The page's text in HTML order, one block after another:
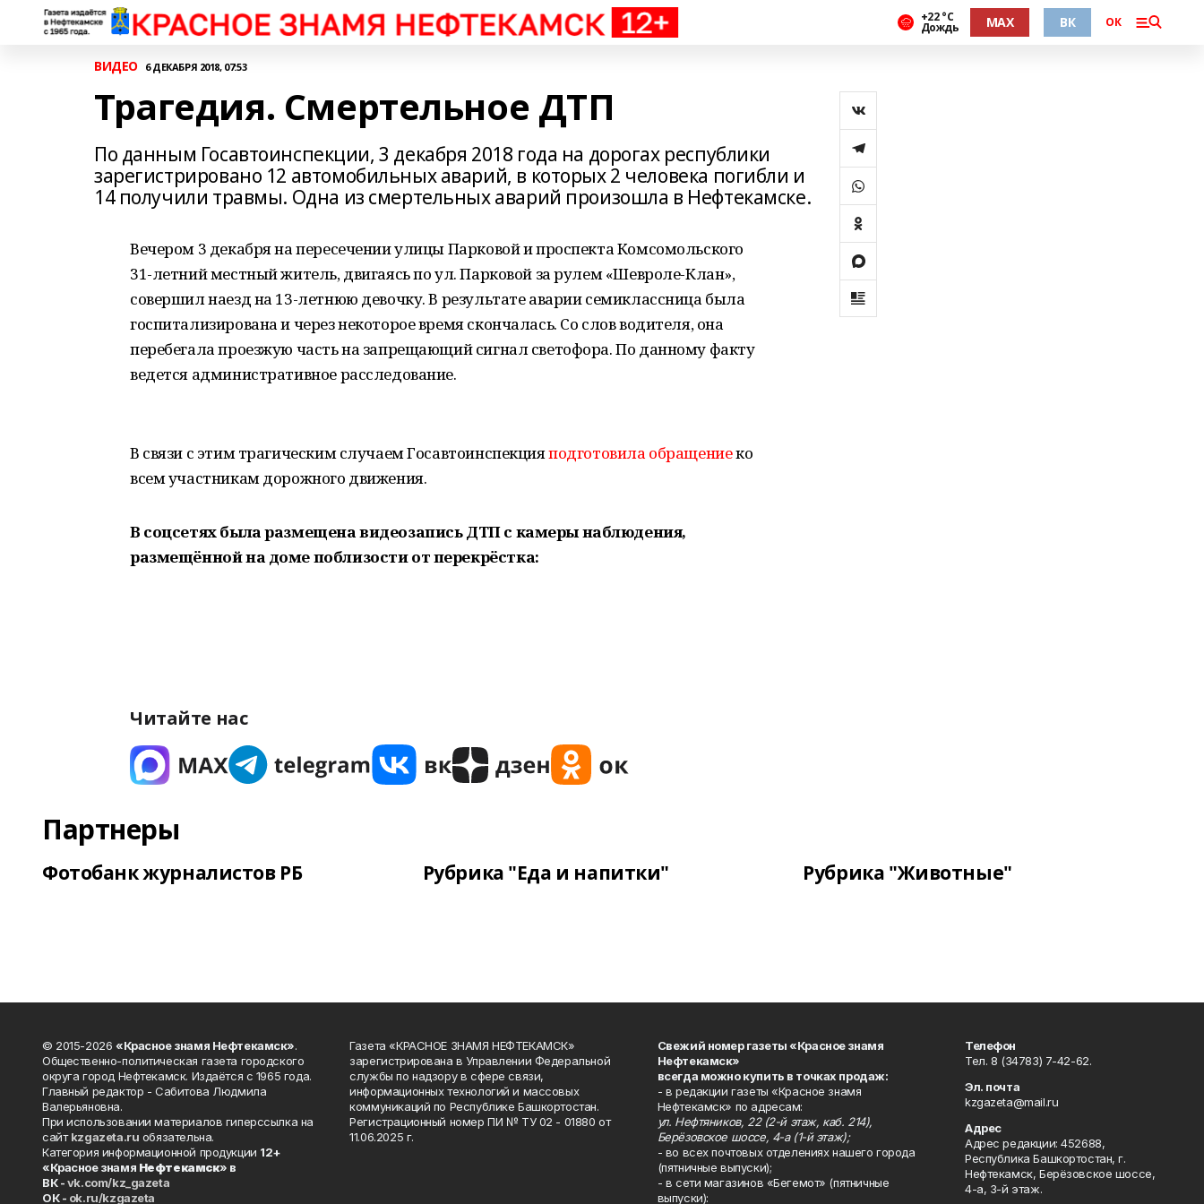
+22 °С
Дождь MAX ВК ОК
ВИДЕО 6 ДЕКАБРЯ 2018, 07:53
Трагедия. Смертельное ДТП
По данным Госавтоинспекции, 3 декабря 2018 года на дорогах республики
зарегистрировано 12 автомобильных аварий, в которых 2 человека погибли и
14 получили травмы. Одна из смертельных аварий произошла в Нефтекамске.
Вечером 3 декабря на пересечении улицы Парковой и проспекта Комсомольского
31-летний местный житель, двигаясь по ул. Парковой за рулем «Шевроле-Клан»,
совершил наезд на 13-летнюю девочку. В результате аварии семиклассница была
госпитализирована и через некоторое время скончалась. Со слов водителя, она
перебегала проезжую часть на запрещающий сигнал светофора. По данному факту
ведется административное расследование.
В связи с этим трагическим случаем Госавтоинспекцияподготовила обращениеко
всем участникам дорожного движения.
В соцсетях была размещена видеозапись ДТП с камеры наблюдения,
размещённой на доме поблизости от перекрёстка:
Читайте нас
Партнеры
Фотобанк журналистов РБ Рубрика "Еда и напитки" Рубрика "Животные"
© 2015-2026 «Красное знамя Нефтекамск».
Общественно-политическая газета городского
округа город Нефтекамск. Издаётся с 1965 года.
Главный редактор - Сабитова Людмила
Валерьяновна.
При использовании материалов гиперссылка на
сайтkzgazeta.ru обязательна.
Категория информационной продукции 12+
«Красное знамя Нефтекамск» в
ВК -vk.com/kz_gazeta
ОК - ok.ru/kzgazeta
Газета «КРАСНОЕ ЗНАМЯ НЕФТЕКАМСК»
зарегистрирована в Управлении Федеральной
службы по надзору в сфере связи,
информационных технологий и массовых
коммуникаций по Республике Башкортостан.
Регистрационный номер ПИ № ТУ 02 - 01880 от
11.06.2025 г.
Свежий номер газеты «Красное знамя
Нефтекамск»
всегда можно купить в точках продаж:
- в редакции газеты «Красное знамя
Нефтекамск» по адресам:
ул. Нефтяников, 22 (2-й этаж, каб. 214),
Берёзовское шоссе, 4-а (1-й этаж);
- во всех почтовых отделениях нашего города
(пятничные выпуски);
- в сети магазинов «Бегемот» (пятничные
выпуски):
Телефон
Тел. 8 (34783) 7-42-62.
Эл. почта
kzgazeta@mail.ru
Адрес
Адрес редакции: 452688,
Республика Башкортостан, г.
Нефтекамск, Берёзовское шоссе,
4-а, 3-й этаж.